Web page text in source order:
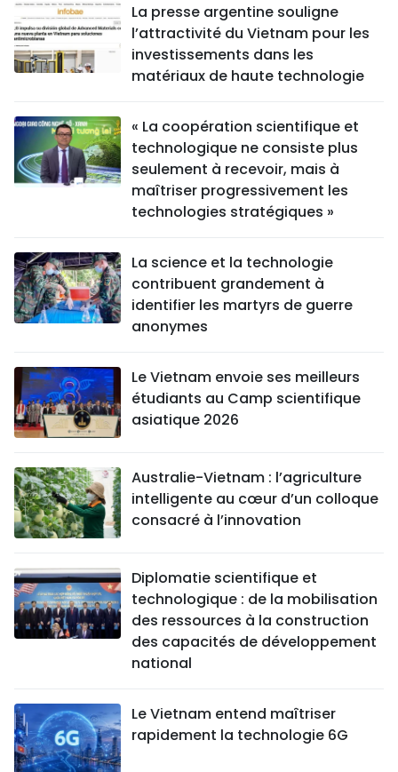
La presse argentine souligne
l’attractivité du Vietnam pour les
investissements dans les
matériaux de haute technologie
« La coopération scientifique et
technologique ne consiste plus
seulement à recevoir, mais à
maîtriser progressivement les
technologies stratégiques »
La science et la technologie
contribuent grandement à
identifier les martyrs de guerre
anonymes
Le Vietnam envoie ses meilleurs
étudiants au Camp scientifique
asiatique 2026
Australie-Vietnam : l’agriculture
intelligente au cœur d’un colloque
consacré à l’innovation
Diplomatie scientifique et
technologique : de la mobilisation
des ressources à la construction
des capacités de développement
national
Le Vietnam entend maîtriser
rapidement la technologie 6G